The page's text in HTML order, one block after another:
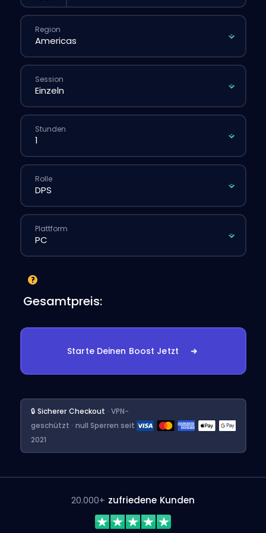
Region
Session
Stunden
Rolle
Plattform
Gesamtpreis:
Starte Deinen Boost Jetzt
🔒 Sicherer Checkout · VPN-
geschützt · null Sperren seit
2021
20.000+ zufriedene Kunden